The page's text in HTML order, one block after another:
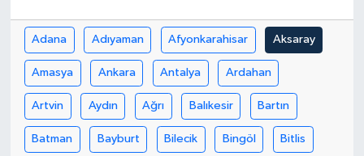
Adana Adıyaman Afyonkarahisar Aksaray
Amasya Ankara Antalya Ardahan
Artvin Aydın Ağrı Balıkesir Bartın
Batman Bayburt Bilecik Bingöl Bitlis